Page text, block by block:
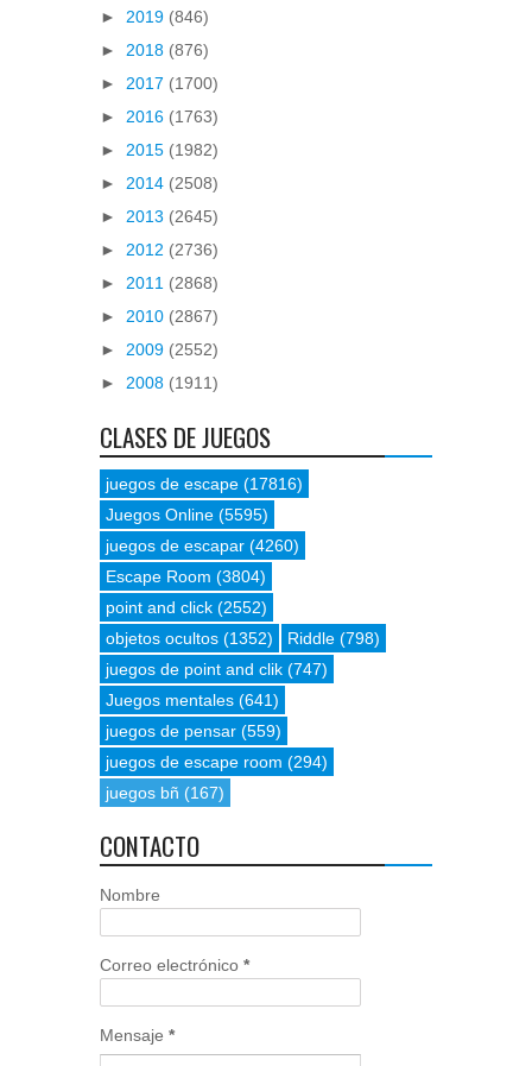
► 2019 (846)
► 2018 (876)
► 2017 (1700)
► 2016 (1763)
► 2015 (1982)
► 2014 (2508)
► 2013 (2645)
► 2012 (2736)
► 2011 (2868)
► 2010 (2867)
► 2009 (2552)
► 2008 (1911)
CLASES DE JUEGOS
juegos de escape (17816)
Juegos Online (5595)
juegos de escapar (4260)
Escape Room (3804)
point and click (2552)
objetos ocultos (1352) Riddle (798)
juegos de point and clik (747)
Juegos mentales (641)
juegos de pensar (559)
juegos de escape room (294)
juegos bñ (167)
CONTACTO
Nombre
Correo electrónico *
Mensaje *